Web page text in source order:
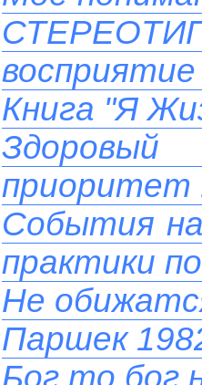
восприятие
Книга "Я
приоритет
События
практики
Не
Паршек
Бог то бог